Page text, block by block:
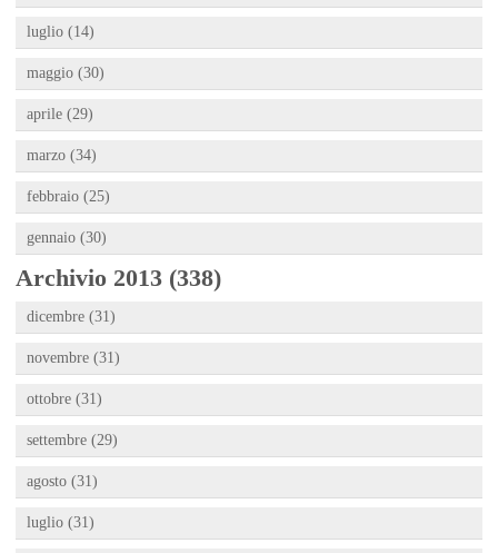
luglio (14)
maggio (30)
aprile (29)
marzo (34)
febbraio (25)
gennaio (30)
Archivio 2013 (338)
dicembre (31)
novembre (31)
ottobre (31)
settembre (29)
agosto (31)
luglio (31)